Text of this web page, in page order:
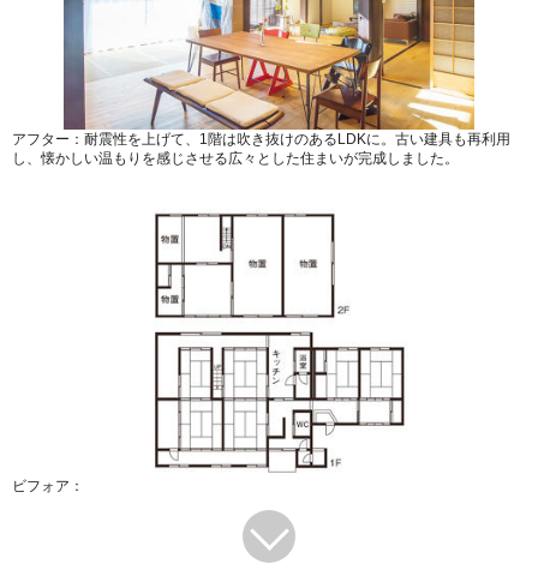
アフター：耐震性を上げて、1階は吹き抜けのあるLDKに。古い建具も再利用
し、懐かしい温もりを感じさせる広々とした住まいが完成しました。
ビフォア：